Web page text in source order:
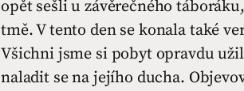
opět sešli u závěrečného
tmě. V tento den se konala také
Všichni jsme si pobyt opravdu
naladit se na jejího ducha.